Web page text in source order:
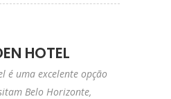
HOTEL
é uma excelente opção
Belo Horizonte,